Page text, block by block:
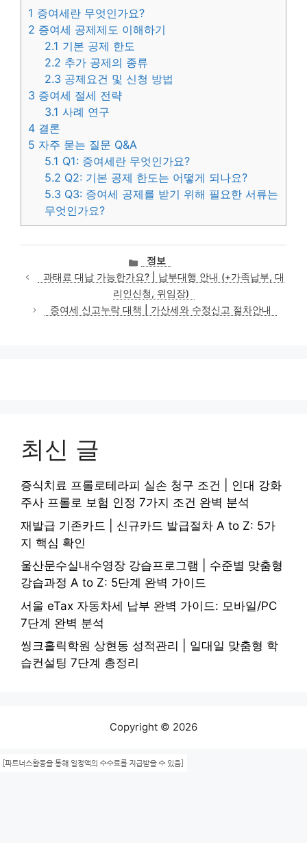
1 증여세란 무엇인가요?
2 증여세 공제제도 이해하기
2.1 기본 공제 한도
2.2 추가 공제의 종류
2.3 공제요건 및 신청 방법
3 증여세 절세 전략
3.1 사례 연구
4 결론
5 자주 묻는 질문 Q&A
5.1 Q1: 증여세란 무엇인가요?
5.2 Q2: 기본 공제 한도는 어떻게 되나요?
5.3 Q3: 증여세 공제를 받기 위해 필요한 서류는
무엇인가요?
카
테
고
리
정보
과태료 대납 가능한가요? | 납부대행 안내 (+가족납부, 대
리인신청, 위임장)
증여세 신고누락 대책 | 가산세와 수정신고 절차안내
최신 글
증식치료 프롤로테라피 실손 청구 조건 | 인대 강화
주사 프롤로 보험 인정 7가지 조건 완벽 분석
재발급 기존카드 | 신규카드 발급절차 A to Z: 5가
지 핵심 확인
울산문수실내수영장 강습프로그램 | 수준별 맞춤형
강습과정 A to Z: 5단계 완벽 가이드
서울 eTax 자동차세 납부 완벽 가이드: 모바일/PC
7단계 완벽 분석
씽크홀릭학원 상현동 성적관리 | 일대일 맞춤형 학
습컨설팅 7단계 총정리
Copyright © 2026